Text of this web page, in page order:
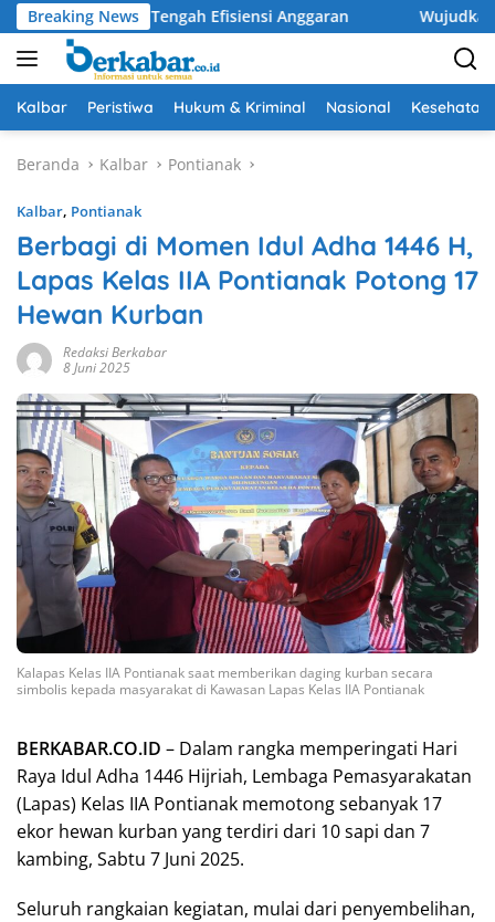
Langsung
ke
konten
Breaking News
di Tengah Efisiensi Anggaran Wujudkan Drainase
Kalbar Peristiwa Hukum & Kriminal Nasional Kesehatan
Beranda Kalbar Pontianak
Kalbar, Pontianak
Berbagi di Momen Idul Adha 1446 H,
Lapas Kelas IIA Pontianak Potong 17
Hewan Kurban
Redaksi Berkabar
8 Juni 2025
Kalapas Kelas IIA Pontianak saat memberikan daging kurban secara
simbolis kepada masyarakat di Kawasan Lapas Kelas IIA Pontianak
BERKABAR.CO.ID – Dalam rangka memperingati Hari
Raya Idul Adha 1446 Hijriah, Lembaga Pemasyarakatan
(Lapas) Kelas IIA Pontianak memotong sebanyak 17
ekor hewan kurban yang terdiri dari 10 sapi dan 7
kambing, Sabtu 7 Juni 2025.
Seluruh rangkaian kegiatan, mulai dari penyembelihan,